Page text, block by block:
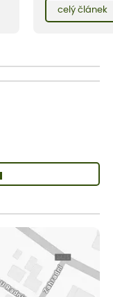
celý článek
spokojená.